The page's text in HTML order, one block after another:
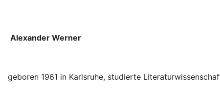
Alexander Werner
geboren 1961 in Karlsruhe, studierte